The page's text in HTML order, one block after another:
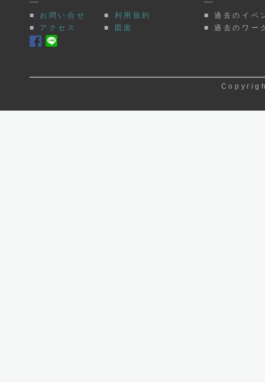
■ お問い合せ ■ 利用規約
■ アクセス ■ 図面
■ 過去のイベ
■ 過去のワー